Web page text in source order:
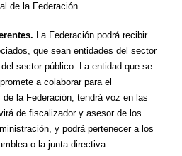
de la Federación.
La Federación podrá recibir
que sean entidades del sector
sector público. La entidad que se
a colaborar para el
la Federación; tendrá voz en las
de fiscalizador y asesor de los
y podrá pertenecer a los
o la junta directiva.